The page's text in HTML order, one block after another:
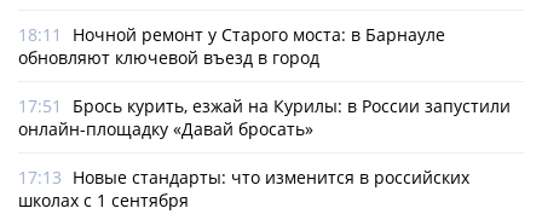
18:11
Ночной ремонт у Старого моста: в Барнауле
обновляют ключевой въезд в город
17:51
Брось курить, езжай на Курилы: в России запустили
онлайн-­площадку «Давай бросать»
17:13 Новые стандарты: что изменится в российских
школах с 1 сентября